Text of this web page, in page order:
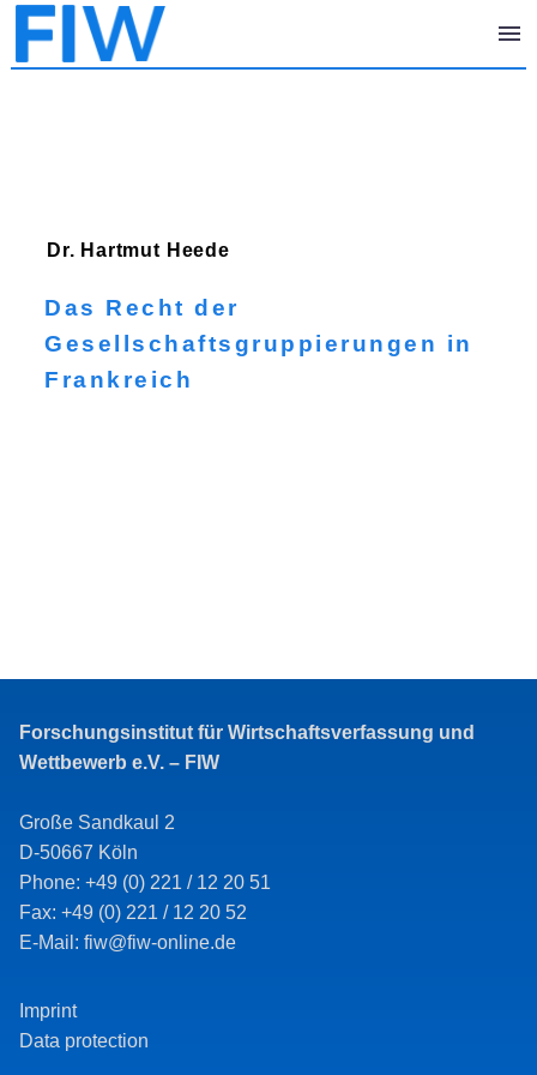
Dr. Hartmut Heede
Das Recht der
Gesellschaftsgruppierungen in
Frankreich
Forschungsinstitut für Wirtschaftsverfassung und
Wettbewerb e.V. – FIW
Große Sandkaul 2
D-50667 Köln
Phone: +49 (0) 221 / 12 20 51
Fax: +49 (0) 221 / 12 20 52
E-Mail: fiw@fiw-online.de
Imprint
Data protection